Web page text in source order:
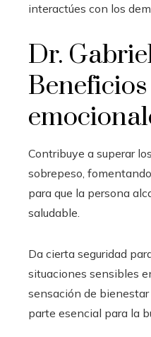
interactúes con los
Dr.
Beneficios
Contribuye a superar
sobrepeso,
para que la persona
saludable.
Da cierta seguridad
situaciones sensibles
sensación de
parte esencial para la